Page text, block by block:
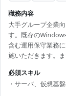
職務内容
大手グループ企業
す。既存の
含む運用保守業務
施いただきます。
ンフラ経験を積め
Linux ・仮想基盤
必須スキル
・サーバ、仮想基